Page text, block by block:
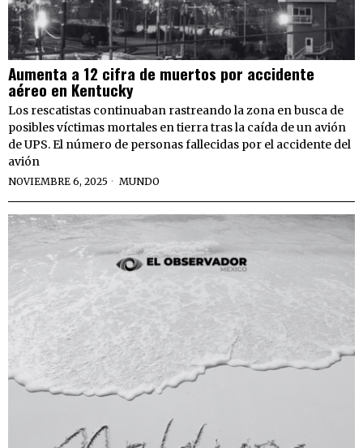
Aumenta a 12 cifra de muertos por accidente
aéreo en Kentucky
Los rescatistas continuaban rastreando la zona en busca de
posibles víctimas mortales en tierra tras la caída de un avión
de UPS. El número de personas fallecidas por el accidente del
avión
NOVIEMBRE 6, 2025 MUNDO